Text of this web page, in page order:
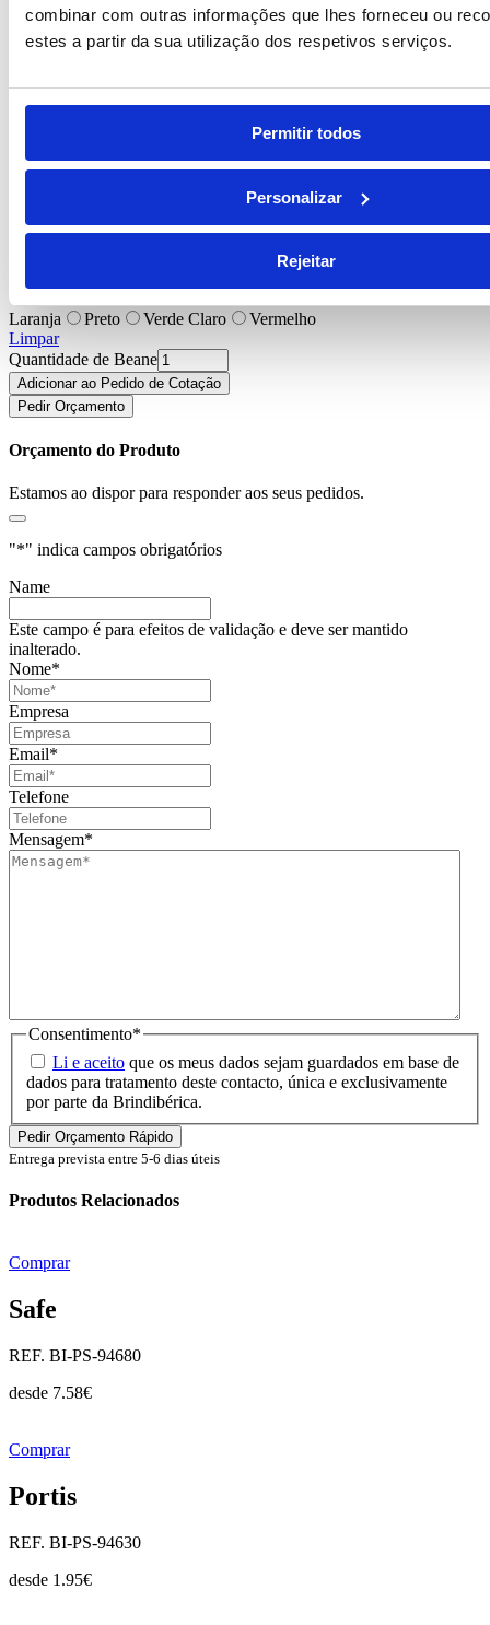
combinar com outras informações que lhes forneceu ou
estes a partir da sua utilização dos respetivos serviços.
Permitir todos
Personalizar
Rejeitar
*Valor apresentado meramente indicativo e sem impressão
*Para dúvidas de impressão, consulte a nossa página de
*Aos valores indicados, acresce IVA à taxa em vigor
3.11
Laranja
Preto Verde Claro
Vermelho
Limpar
Quantidade de Beane
Adicionar ao Pedido de Cotação
Pedir Orçamento
Orçamento do Produto
Estamos ao dispor para responder aos seus pedidos.
"*" indica campos obrigatórios
Name
Este campo é para efeitos de validação e deve ser mantido
inalterado.
Nome*
Empresa
Email*
Telefone
Mensagem*
Consentimento*
Li e aceito que os meus dados sejam guardados em base de
dados para tratamento deste contacto, única e exclusivamente
por parte da Brindibérica.
Entrega prevista entre 5-6 dias úteis
Produtos Relacionados
Comprar
Safe
REF. BI-PS-94680
desde 7.58€
Comprar
Portis
REF. BI-PS-94630
desde 1.95€